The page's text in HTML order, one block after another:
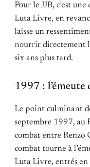
Pour le JJB, c’est
Luta Livre, en
laisse un
nourrir directement
six ans plus tard.
1997 : l’émeute
Le point culminant
septembre 1997, au
combat entre Renzo
combat tourne à
Luta Livre, entrés en